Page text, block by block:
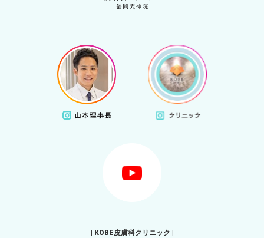
| KOBE皮膚科クリニック |